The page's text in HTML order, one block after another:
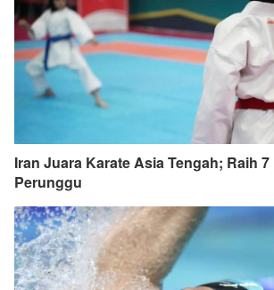
Iran Juara Karate Asia Tengah; Raih 7
Perunggu